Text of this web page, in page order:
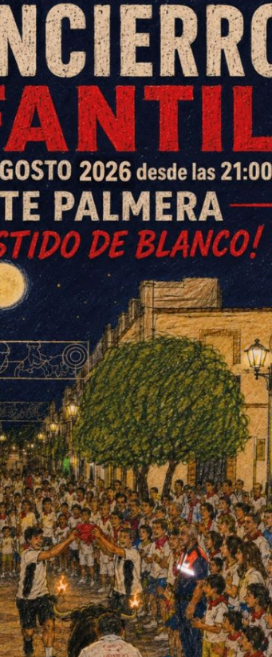
unanimidad
como
Económica.
procedido a la
con resultado muy
2.020 basado en
a la realidad de